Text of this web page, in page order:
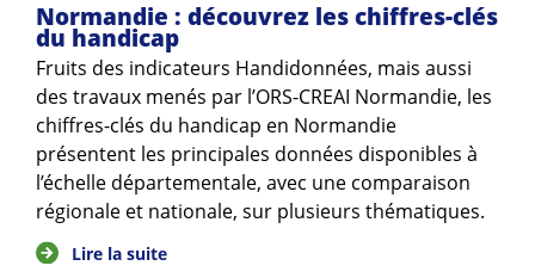
Normandie : découvrez les chiffres-clés
du handicap
Fruits des indicateurs Handidonnées, mais aussi
des travaux menés par l’ORS-CREAI Normandie, les
chiffres-clés du handicap en Normandie
présentent les principales données disponibles à
l’échelle départementale, avec une comparaison
régionale et nationale, sur plusieurs thématiques.
Lire la suite